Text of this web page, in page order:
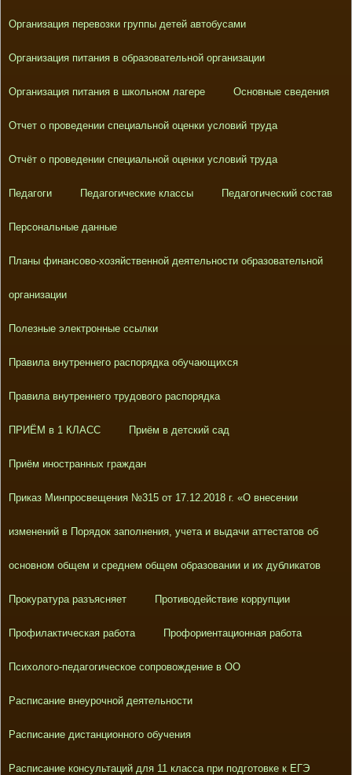
Организация перевозки группы детей автобусами
Организация питания в образовательной организации
Организация питания в школьном лагере Основные сведения
Отчет о проведении специальной оценки условий труда
Отчёт о проведении специальной оценки условий труда
Педагоги Педагогические классы Педагогический состав
Персональные данные
Планы финансово-хозяйственной деятельности образовательной
организации
Полезные электронные ссылки
Правила внутреннего распорядка обучающихся
Правила внутреннего трудового распорядка
ПРИЁМ в 1 КЛАСС Приём в детский сад
Приём иностранных граждан
Приказ Минпросвещения №315 от 17.12.2018 г. «О внесении
изменений в Порядок заполнения, учета и выдачи аттестатов об
основном общем и среднем общем образовании и их дубликатов
Прокуратура разъясняет Противодействие коррупции
Профилактическая работа Профориентационная работа
Психолого-педагогическое сопровождение в ОО
Расписание внеурочной деятельности
Расписание дистанционного обучения
Расписание консультаций для 11 класса при подготовке к ЕГЭ